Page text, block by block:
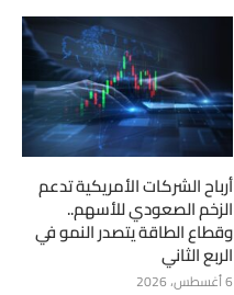
أرباح الشركات الأمريكية تدعم
الزخم الصعودي للأسهم..
وقطاع الطاقة يتصدر النمو في
الربع الثاني
6 أغسطس، 2026